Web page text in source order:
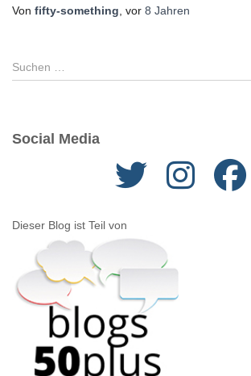
Von fifty-something , vor 8 Jahren
S
u
e
h
Social Media
Dieser Blog ist Teil von